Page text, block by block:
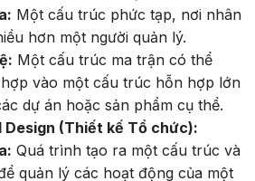
Một cấu trúc phức tạp, nơi nhân
hơn một người quản lý.
Một cấu trúc ma trận có thể
vào một cấu trúc hỗn hợp lớn
dự án hoặc sản phẩm cụ thể.
Design (Thiết kế Tổ chức):
Quá trình tạo ra một cấu trúc và
quản lý các hoạt động của một